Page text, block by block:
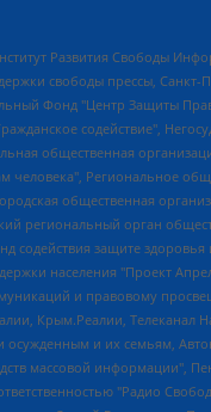
Издательский дом "Новая глава", Айнбиндер Александра Александровна, Московский комьюнити-центр для ЛГБТ+инициатив, Благотворительный фонд развития филантропии, Deutsche Welle (Германия, Kurt-Schumacher-Strasse 3, 53113 Bonn), Борзунова Мария Михайловна, Воробьев Виктор Викторович, Голубева Анна Львовна, Константинова Алла Михайловна, Малкова Ирина Владимировна, Мурадов Мурад Абдулгалимович, Осетинская Елизавета Николаевна, Понасенков Евгений Николаевич, Ганапольский Матвей Юрьевич, Киселев Евгений Алексеевич, Борухович Ирина Григорьевна, Дремин Иван Тимофеевич, Дубровский Дмитрий Викторович, Красноярская региональная общественная организация поддержки и развития альтернативных образовательных технологий и межкультурных коммуникаций "ИНТЕРРА", Маяковская Екатерина Алексеевна, Фейгин Марк Захарович, Филимонов Андрей Викторович, Дзугкоева Регина Николаевна, Доброхотов Роман Александрович, Дудь Юрий Александрович, Елкин Сергей Владимирович, Кругликов Кирилл Игоревич, Сабунаева Мария Леонидовна, Семенов Алексей Владимирович, Шаинян Карен Багратович, Шульман Екатерина Михайловна, Асафьев Артур Валерьевич, Вахштайн Виктор Семенович, Венедиктов Алексей Алексеевич, Лушникова Екатерина Евгеньевна, Волков Леонид Михайлович, Невзоров Александр Глебович, Пархоменко